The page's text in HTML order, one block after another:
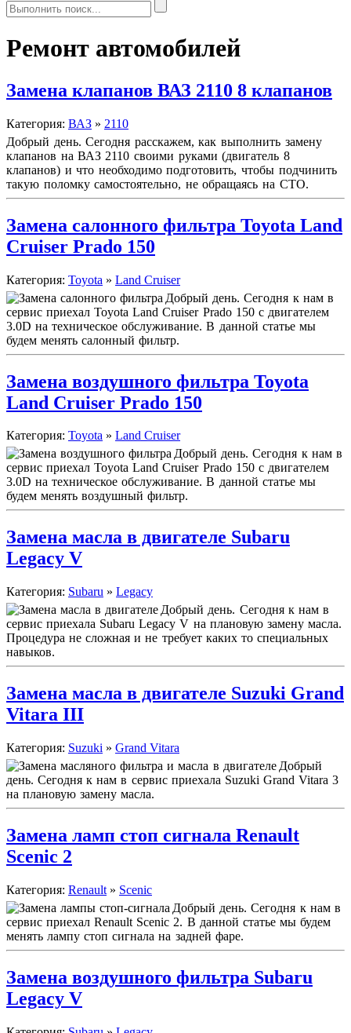
Ремонт автомобилей
Замена клапанов ВАЗ 2110 8 клапанов
Категория: ВАЗ » 2110
Добрый день. Сегодня расскажем, как выполнить замену
клапанов наВАЗ 2110 своими руками (двигатель 8
клапанов) и что необходимо подготовить, чтобы подчинить
такую поломку самостоятельно, не обращаясь на СТО.
Замена салонного фильтра Toyota Land
Cruiser Prado 150
Категория: Toyota » Land Cruiser
Добрый день. Сегодня к нам в
сервис приехал Toyota Land Cruiser Prado 150 с двигателем
3.0D на техническое обслуживание. В данной статье мы
будем менять салонный фильтр.
Замена воздушного фильтра Toyota
Land Cruiser Prado 150
Категория: Toyota » Land Cruiser
Добрый день. Сегодня к нам в
сервис приехал Toyota Land Cruiser Prado 150 с двигателем
3.0D на техническое обслуживание. В данной статье мы
будем менять воздушный фильтр.
Замена масла в двигателе Subaru
Legacy V
Категория: Subaru » Legacy
Добрый день. Сегодня к нам в
сервис приехала Subaru Legacy V на плановую замену масла.
Процедура не сложная и не требует каких то специальных
навыков.
Замена масла в двигателе Suzuki Grand
Vitara III
Категория: Suzuki » Grand Vitara
Добрый
день. Сегодня к нам в сервис приехала Suzuki Grand Vitara 3
на плановую замену масла.
Замена ламп стоп сигнала Renault
Scenic 2
Категория: Renault » Scenic
Добрый день. Сегодня к нам в
сервис приехал Renault Scenic 2. В данной статье мы будем
менять лампу стоп сигнала на задней фаре.
Замена воздушного фильтра Subaru
Legacy V